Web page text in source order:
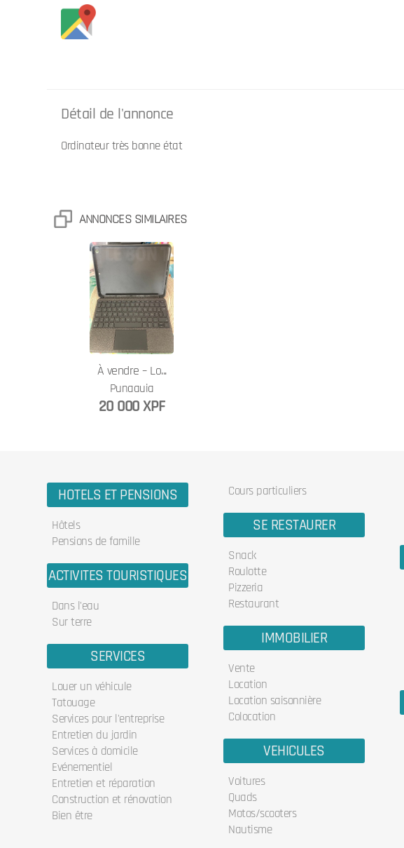
Détail de l'annonce
Ordinateur très bonne état
ANNONCES SIMILAIRES
À vendre – Lo...
Punaauia
20 000 XPF
HOTELS ET PENSIONS
Hôtels
Pensions de famille
ACTIVITES TOURISTIQUES
Dans l'eau
Sur terre
SERVICES
Louer un véhicule
Tatouage
Services pour l'entreprise
Entretien du jardin
Services à domicile
Evénementiel
Entretien et réparation
Construction et rénovation
Bien être
Cours particuliers
SE RESTAURER
Snack
Roulotte
Pizzeria
Restaurant
IMMOBILIER
Vente
Location
Location saisonnière
Colocation
VEHICULES
Voitures
Quads
Motos/scooters
Nautisme